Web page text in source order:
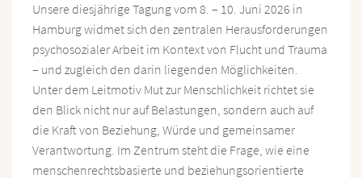
Unsere diesjährige Tagung vom 8. – 10. Juni 2026 in
Hamburg widmet sich den zentralen Herausforderungen
psychosozialer Arbeit im Kontext von Flucht und Trauma
– und zugleich den darin liegenden Möglichkeiten.
Unter dem Leitmotiv Mut zur Menschlichkeit richtet sie
den Blick nicht nur auf Belastungen, sondern auch auf
die Kraft von Beziehung, Würde und gemeinsamer
Verantwortung. Im Zentrum steht die Frage, wie eine
menschenrechtsbasierte und beziehungsorientierte